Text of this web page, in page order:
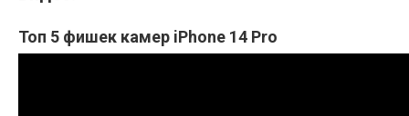
Топ 5 фишек камер iPhone 14 Pro